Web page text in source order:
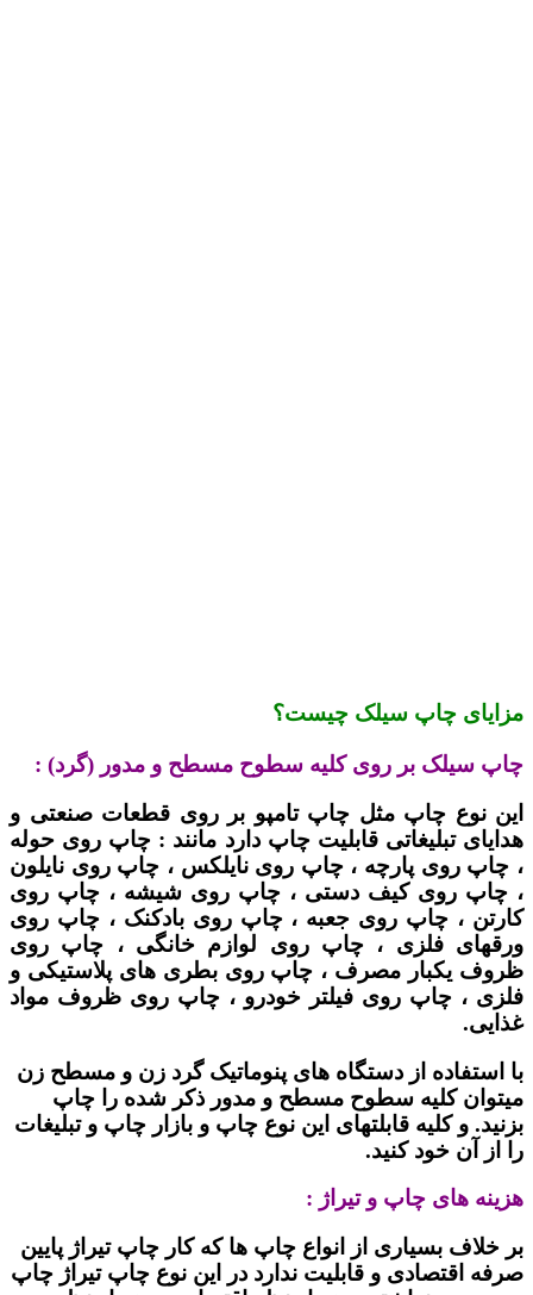
مزایای چاپ سیلک چیست؟
چاپ سیلک بر روی کلیه سطوح مسطح و مدور (گرد) :
این نوع چاپ مثل چاپ تامپو بر روی قطعات صنعتی و
هدایای تبلیغاتی قابلیت چاپ دارد مانند : چاپ روی حوله
، چاپ روی پارچه ، چاپ روی نایلکس ، چاپ روی نایلون
، چاپ روی کیف دستی ، چاپ روی شیشه ، چاپ روی
کارتن ، چاپ روی جعبه ، چاپ روی بادکنک ، چاپ روی
ورقهای فلزی ، چاپ روی لوازم خانگی ، چاپ روی
ظروف یکبار مصرف ، چاپ روی بطری های پلاستیکی و
فلزی ، چاپ روی فیلتر خودرو ، چاپ روی ظروف مواد
غذایی.
با استفاده از دستگاه های پنوماتیک گرد زن و مسطح زن
میتوان کلیه سطوح مسطح و مدور ذکر شده را چاپ
بزنید. و کلیه قابلتهای این نوع چاپ و بازار چاپ و تبلیغات
را از آن خود کنید.
هزینه های چاپ و تیراژ :
بر خلاف بسیاری از انواع چاپ ها که کار چاپ تیراژ پایین
صرفه اقتصادی و قابلیت ندارد در این نوع چاپ تیراژ چاپ